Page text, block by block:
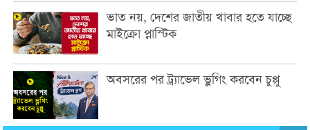
ভাত নয়, দেশের জাতীয় খাবার হতে যাচ্ছে
মাইক্রো প্লাস্টিক
অবসরের পর ট্র্যাভেল ভ্লগিং করবেন চুপ্পু